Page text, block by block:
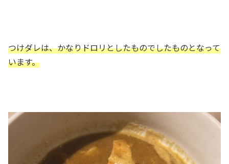
つけダレは、かなりドロリとしたものでしたものとなって
います。